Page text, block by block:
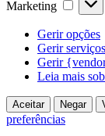
Marketing
Gerir opções
Gerir serviços
Gerir
Leia mais
Aceitar Negar
preferências